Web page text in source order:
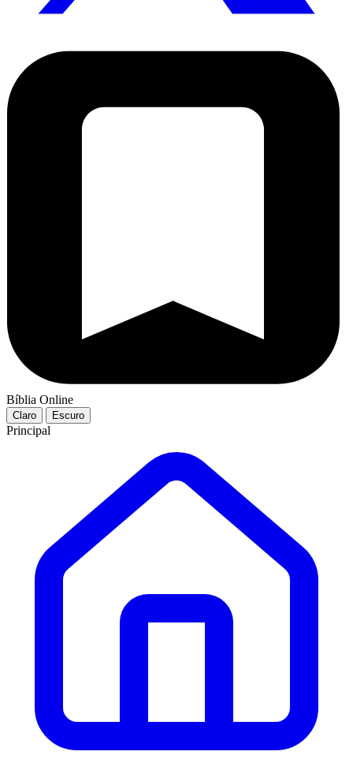
Bíblia Online
Claro Escuro
Principal